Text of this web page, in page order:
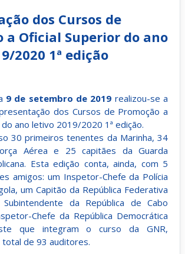
dos Cursos de
a Oficial Superior do ano
2020 1ª edição
9 de setembro de 2019 realizou-se a
dos Cursos de Promoção a
ano letivo 2019/2020 1ª edição.
30 primeiros tenentes da Marinha, 34
Aérea e 25 capitães da Guarda
Esta edição conta, ainda, com 5
amigos: um Inspetor-Chefe da Polícia
um Capitão da República Federativa
da República de Cabo
Chefe da República Democrática
que integram o curso da GNR,
de 93 auditores.